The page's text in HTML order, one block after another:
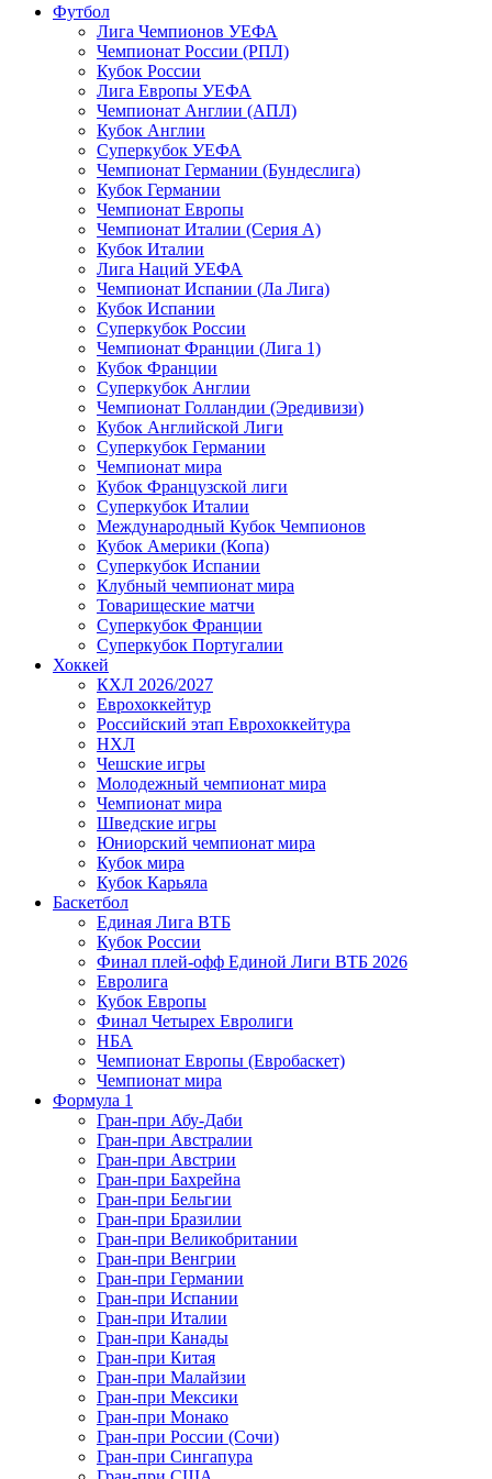
Футбол
Лига Чемпионов УЕФА
Чемпионат России (РПЛ)
Кубок России
Лига Европы УЕФА
Чемпионат Англии (АПЛ)
Кубок Англии
Суперкубок УЕФА
Чемпионат Германии (Бундеслига)
Кубок Германии
Чемпионат Европы
Чемпионат Италии (Серия А)
Кубок Италии
Лига Наций УЕФА
Чемпионат Испании (Ла Лига)
Кубок Испании
Суперкубок России
Чемпионат Франции (Лига 1)
Кубок Франции
Суперкубок Англии
Чемпионат Голландии (Эредивизи)
Кубок Английской Лиги
Суперкубок Германии
Чемпионат мира
Кубок Французской лиги
Суперкубок Италии
Международный Кубок Чемпионов
Кубок Америки (Копа)
Суперкубок Испании
Клубный чемпионат мира
Товарищеские матчи
Суперкубок Франции
Суперкубок Португалии
Хоккей
КХЛ 2026/2027
Еврохоккейтур
Российский этап Еврохоккейтура
НХЛ
Чешские игры
Молодежный чемпионат мира
Чемпионат мира
Шведские игры
Юниорский чемпионат мира
Кубок мира
Кубок Карьяла
Баскетбол
Единая Лига ВТБ
Кубок России
Финал плей-офф Единой Лиги ВТБ 2026
Евролига
Кубок Европы
Финал Четырех Евролиги
НБА
Чемпионат Европы (Евробаскет)
Чемпионат мира
Формула 1
Гран-при Абу-Даби
Гран-при Австралии
Гран-при Австрии
Гран-при Бахрейна
Гран-при Бельгии
Гран-при Бразилии
Гран-при Великобритании
Гран-при Венгрии
Гран-при Германии
Гран-при Испании
Гран-при Италии
Гран-при Канады
Гран-при Китая
Гран-при Малайзии
Гран-при Мексики
Гран-при Монако
Гран-при России (Сочи)
Гран-при Сингапура